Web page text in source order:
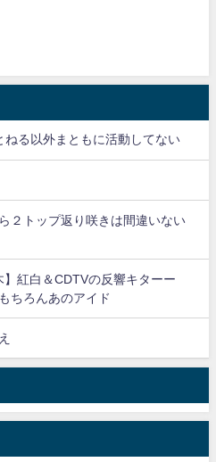
ねる以外まともに活動してない
２トップ返り咲きは間違いない
】紅白＆CDTVの反響キターー
ちろんあのアイド